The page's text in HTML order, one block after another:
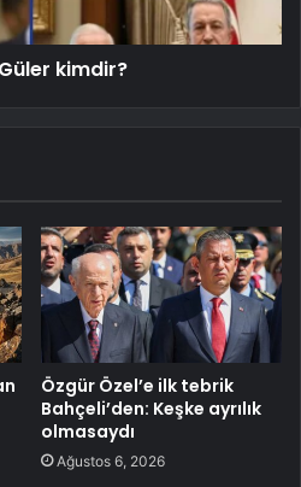
kimdir?
Özgür Özel’e ilk tebrik
Bahçeli’den: Keşke ayrılık
olmasaydı
Ağustos 6, 2026